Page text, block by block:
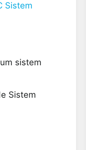
Sistem
sistem
Sistem